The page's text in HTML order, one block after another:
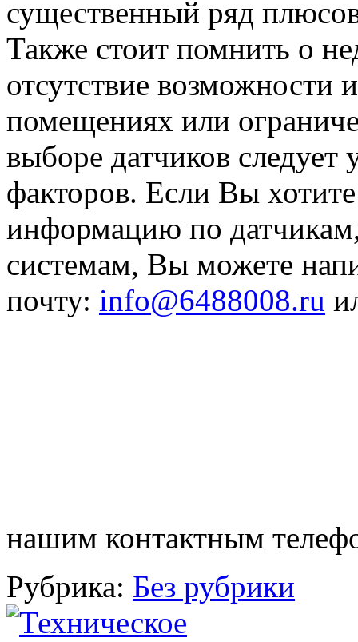
существенный ряд
Также стоит помнить о
отсутствие возможности
помещениях или
выборе датчиков
факторов. Если Вы
информацию по
системам, Вы можете
почту: infо@6488008.ru
нашим контактным
Рубрика: Без рубрики